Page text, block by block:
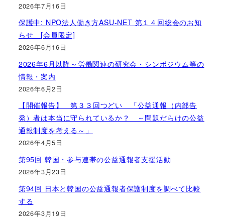
2026年7月16日
保護中: NPO法人働き方ASU-NET 第１４回総会のお知
らせ [会員限定]
2026年6月16日
2026年6月以降～労働関連の研究会・シンポジウム等の
情報・案内
2026年6月2日
【開催報告】 第３３回つどい 「公益通報（内部告
発）者は本当に守られているか？ ～問題だらけの公益
通報制度を考える～」
2026年4月5日
第95回 韓国・参与連帯の公益通報者支援活動
2026年3月23日
第94回 日本と韓国の公益通報者保護制度を調べて比較
する
2026年3月19日